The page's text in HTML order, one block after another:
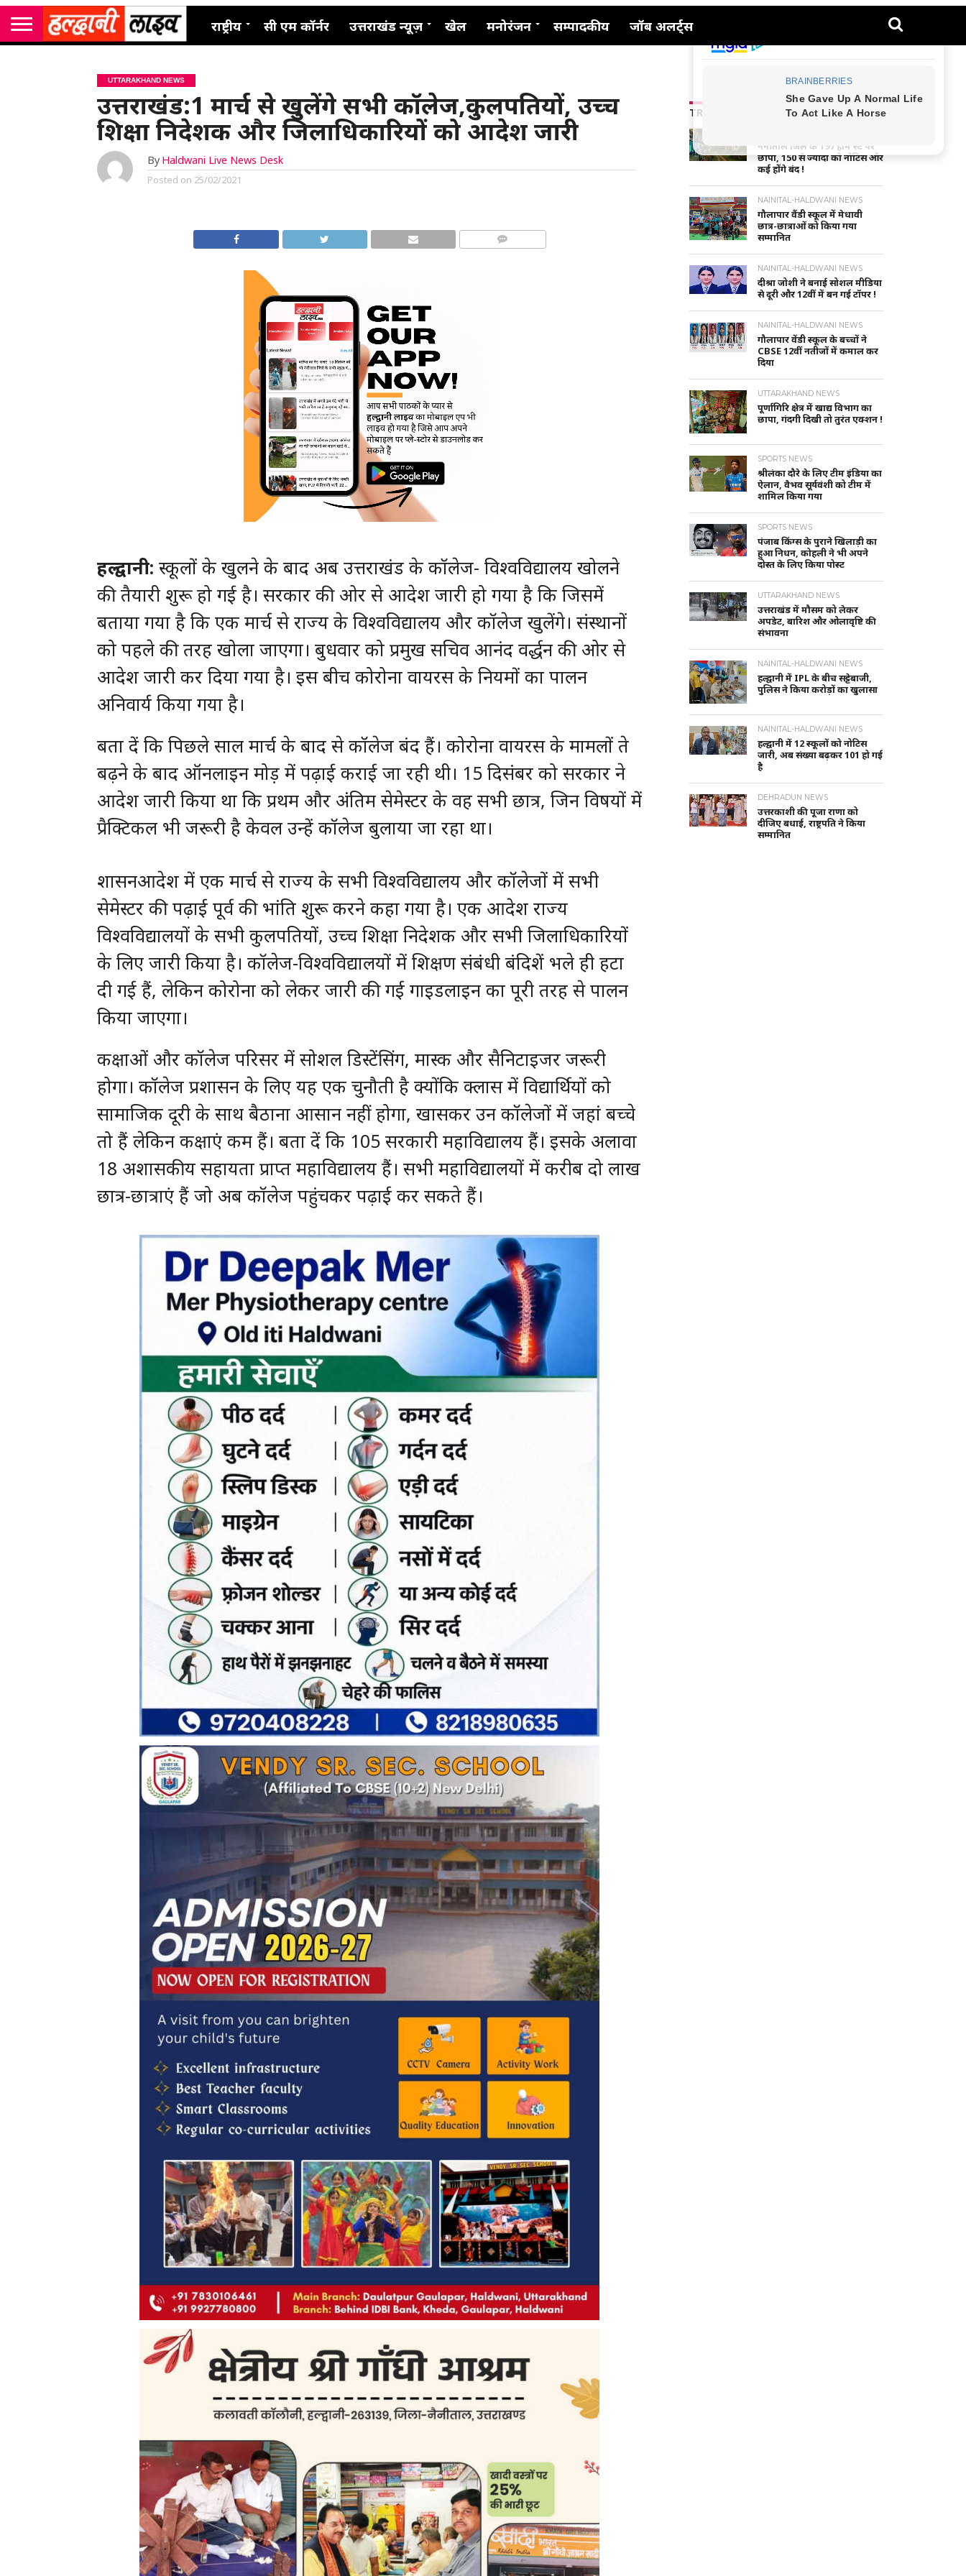
राष्ट्रीय सी एम कॉर्नर उत्तराखंड न्यूज़ खेल मनोरंजन सम्पादकीय जॉब अलर्ट्स
UTTARAKHAND NEWS
उत्तराखंड:1 मार्च से खुलेंगे सभी कॉलेज,कुलपतियों, उच्च
शिक्षा निदेशक और जिलाधिकारियों को आदेश जारी
By Haldwani Live News Desk
Posted on 25/02/2021
हल्द्वानी: स्कूलों के खुलने के बाद अब उत्तराखंड के कॉलेज- विश्वविद्यालय खोलने
की तैयारी शुरू हो गई है। सरकार की ओर से आदेश जारी हो गया है कि जिसमें
बताया गया है कि एक मार्च से राज्य के विश्वविद्यालय और कॉलेज खुलेंगे। संस्थानों
को पहले की तरह खोला जाएगा। बुधवार को प्रमुख सचिव आनंद वर्द्धन की ओर से
आदेश जारी कर दिया गया है। इस बीच कोरोना वायरस के नियमों का पालन
अनिवार्य किया गया है।
बता दें कि पिछले साल मार्च के बाद से कॉलेज बंद हैं। कोरोना वायरस के मामलों ते
बढ़ने के बाद ऑनलाइन मोड़ में पढ़ाई कराई जा रही थी। 15 दिसंबर को सरकार ने
आदेश जारी किया था कि प्रथम और अंतिम सेमेस्टर के वह सभी छात्र, जिन विषयों में
प्रैक्टिकल भी जरूरी है केवल उन्हें कॉलेज बुलाया जा रहा था।
शासनआदेश में एक मार्च से राज्य के सभी विश्वविद्यालय और कॉलेजों में सभी
सेमेस्टर की पढ़ाई पूर्व की भांति शुरू करने कहा गया है। एक आदेश राज्य
विश्वविद्यालयों के सभी कुलपतियों, उच्च शिक्षा निदेशक और सभी जिलाधिकारियों
के लिए जारी किया है। कॉलेज-विश्वविद्यालयों में शिक्षण संबंधी बंदिशें भले ही हटा
दी गई हैं, लेकिन कोरोना को लेकर जारी की गई गाइडलाइन का पूरी तरह से पालन
किया जाएगा।
कक्षाओं और कॉलेज परिसर में सोशल डिस्टेंसिंग, मास्क और सैनिटाइजर जरूरी
होगा। कॉलेज प्रशासन के लिए यह एक चुनौती है क्योंकि क्लास में विद्यार्थियों को
सामाजिक दूरी के साथ बैठाना आसान नहीं होगा, खासकर उन कॉलेजों में जहां बच्चे
तो हैं लेकिन कक्षाएं कम हैं। बता दें कि 105 सरकारी महाविद्यालय हैं। इसके अलावा
18 अशासकीय सहायता प्राप्त महाविद्यालय हैं। सभी महाविद्यालयों में करीब दो लाख
छात्र-छात्राएं हैं जो अब कॉलेज पहुंचकर पढ़ाई कर सकते हैं।
TRENDING NEWS
नैनीताल जिले के 197 होम स्टे पर
छापा, 150 से ज्यादा को नोटिस और
कई होंगे बंद !
NAINITAL-HALDWANI NEWS
गौलापार वैंडी स्कूल में मेधावी
छात्र-छात्राओं को किया गया
सम्मानित
NAINITAL-HALDWANI NEWS
दीश्रा जोशी ने बनाई सोशल मीडिया
से दूरी और 12वीं में बन गई टॉपर !
NAINITAL-HALDWANI NEWS
गौलापार वेंडी स्कूल के बच्चों ने
CBSE 12वीं नतीजों में कमाल कर
दिया
UTTARAKHAND NEWS
पूर्णागिरि क्षेत्र में खाद्य विभाग का
छापा, गंदगी दिखी तो तुरंत एक्शन !
SPORTS NEWS
श्रीलंका दौरे के लिए टीम इंडिया का
ऐलान, वैभव सूर्यवंशी को टीम में
शामिल किया गया
SPORTS NEWS
पंजाब किंग्स के पुराने खिलाड़ी का
हुआ निधन, कोहली ने भी अपने
दोस्त के लिए किया पोस्ट
UTTARAKHAND NEWS
उत्तराखंड में मौसम को लेकर
अपडेट, बारिश और ओलावृष्टि की
संभावना
NAINITAL-HALDWANI NEWS
हल्द्वानी में IPL के बीच सट्टेबाजी,
पुलिस ने किया करोड़ों का खुलासा
NAINITAL-HALDWANI NEWS
हल्द्वानी में 12 स्कूलों को नोटिस
जारी, अब संख्या बढ़कर 101 हो गई
है
DEHRADUN NEWS
उत्तरकाशी की पूजा राणा को
दीजिए बधाई, राष्ट्रपति ने किया
सम्मानित